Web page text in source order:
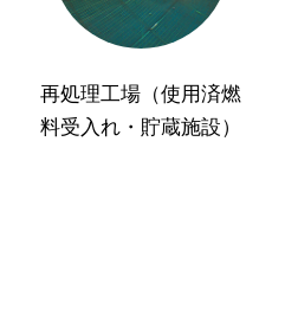
再処理工場（使用済燃
料受入れ・貯蔵施設）